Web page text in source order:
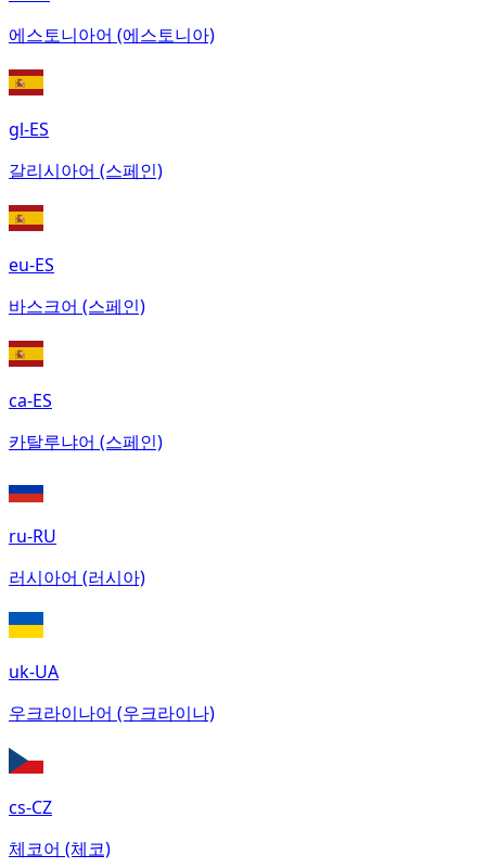
에스토니아어 (에스토니아)
gl-ES
갈리시아어 (스페인)
eu-ES
바스크어 (스페인)
ca-ES
카탈루냐어 (스페인)
ru-RU
러시아어 (러시아)
uk-UA
우크라이나어 (우크라이나)
cs-CZ
체코어 (체코)